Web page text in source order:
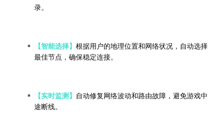
录。
【智能选择】 根据用户的地理位置和网络状况，自动选择
最佳节点，确保稳定连接。
【实时监测】
自动修复网络波动和路由故障，避免游戏中
途断线。